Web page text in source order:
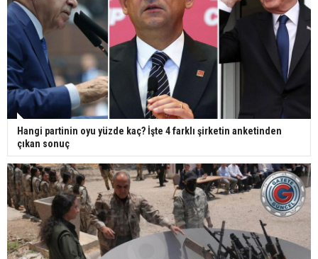
Hangi partinin oyu yüzde kaç? İşte 4 farklı şirketin anketinden
çıkan sonuç